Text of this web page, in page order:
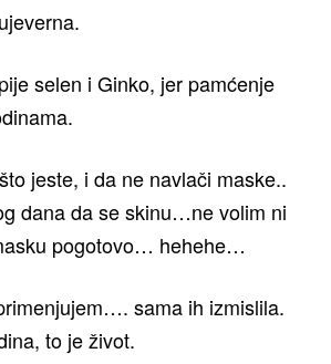
selen i Ginko, jer pamćenje
jeste, i da ne navlači maske..
dana da se skinu…ne volim ni
pogotovo… hehehe…
sama ih izmislila.
to je život.